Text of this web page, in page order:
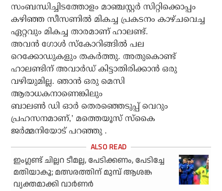
സംബന്ധിച്ചിടത്തോളം മാഞ്ചസ്റ്റര്‍ സിറ്റിക്കൊപ്പം
കഴിഞ്ഞ സീസണില്‍ മികച്ച പ്രകടനം കാഴ്ചവെച്ച
ഏറ്റവും മികച്ച താരമാണ് ഹാലണ്ട്.
അവന്‍ ഗോള്‍ സ്‌കോറിങ്ങില്‍ പല
റെക്കോഡുകളും തകര്‍ത്തു. അതുകൊണ്ട്
ഹാലണ്ടിന് അവാര്‍ഡ് കിട്ടാതിരിക്കാന്‍ ഒരു
വഴിയുമില്ല. ഞാന്‍ ഒരു മെസി
ആരാധകനാണെങ്കിലും
ബാലണ്‍ ഡി ഓര്‍ തെരഞ്ഞെടുപ്പ് വെറും
പ്രഹസനമാണ്,’ മത്തെയൂസ് സ്‌കൈ
ജര്‍മ്മനിയോട് പറഞ്ഞു .
ഇംഗ്ലണ്ട് ചില്ലറ ടീമല്ല, പേടിക്കണം, പേടിച്ചേ
മതിയാകൂ; മത്സരത്തിന് മുമ്പ് ആശങ്ക
വ്യക്തമാക്കി വാര്‍ണര്‍